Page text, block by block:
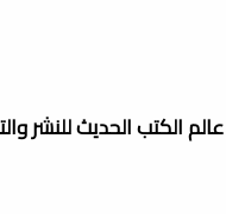
الحديث للنشر والتوزيع |